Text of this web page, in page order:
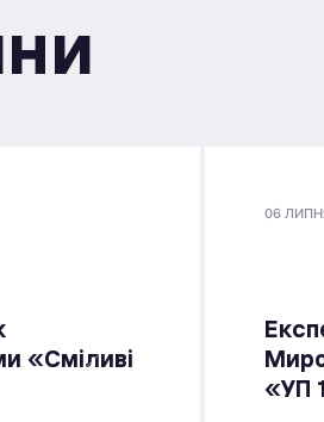
«Сміливі
06
«УП